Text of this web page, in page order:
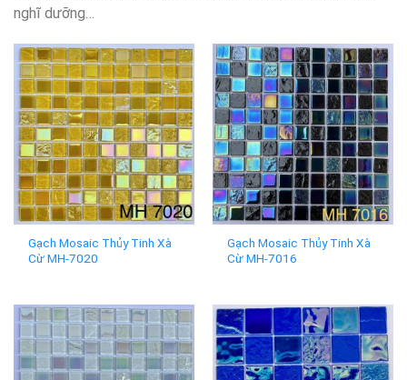
nghĩ dưỡng…
Gạch Mosaic Thủy Tinh Xà
Cừ MH-7020
Gạch Mosaic Thủy Tinh Xà
Cừ MH-7016